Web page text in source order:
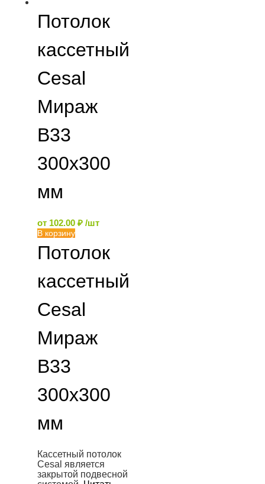
Потолок
кассетный
Cesal
Мираж
B33
300х300
мм
от 102.00 ₽ /шт
В корзину
Потолок
кассетный
Cesal
Мираж
B33
300х300
мм
Кассетный потолок
Cesal является
закрытой подвесной